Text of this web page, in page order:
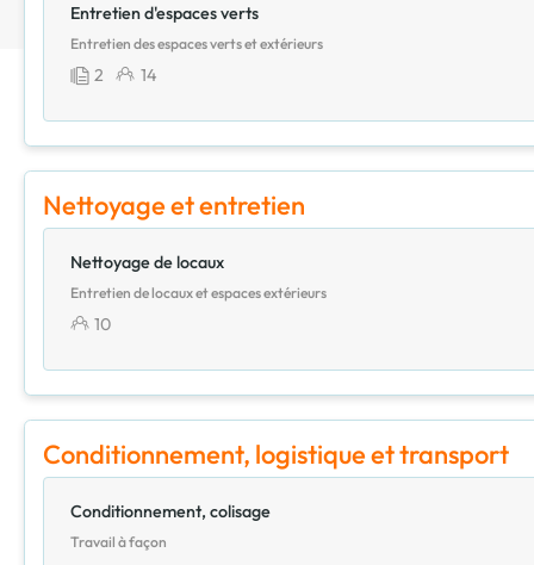
Entretien d'espaces verts
Entretien des espaces verts et extérieurs
2 14
Nettoyage et entretien
Nettoyage de locaux
Entretien de locaux et espaces extérieurs
10
Conditionnement, logistique et transport
Conditionnement, colisage
Travail à façon